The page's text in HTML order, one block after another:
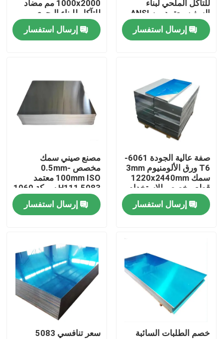
المنتجات
فيديوهات
جولة في المصنع
مراقبة الجودة
أخبار
اطلب اقتباس
صفائح الفولاذ المقاوم للصدأ
للتآكل الملحي لبناء
السفن معتمد من ANSI
إرسال استفسار
1000x2000 مم مضاد
للتآكل للبناء البحري
إرسال استفسار
صفة عالية الجودة 6061-
T6 ورق الألومنيوم 3mm
سمك 1220x2440mm
قطع مخصص للاستخدام
الصناعي في مجال
الطيرانإرسال استفسار
مصنع صيني سمك
مخصص 0.5mm-
100mm ISO معتمد
5083 H111 سبيكة 1060
ورقة الألومنيوم النقي
إرسال استفسار
خصم الطلبات السائبة
سعر تنافسي 5083